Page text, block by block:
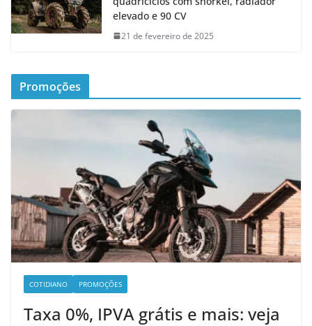
elevado e 90 CV
21 de fevereiro de 2025
Promoções
COTIDIANO PROMOÇÕES
Taxa 0%, IPVA grátis e mais: veja